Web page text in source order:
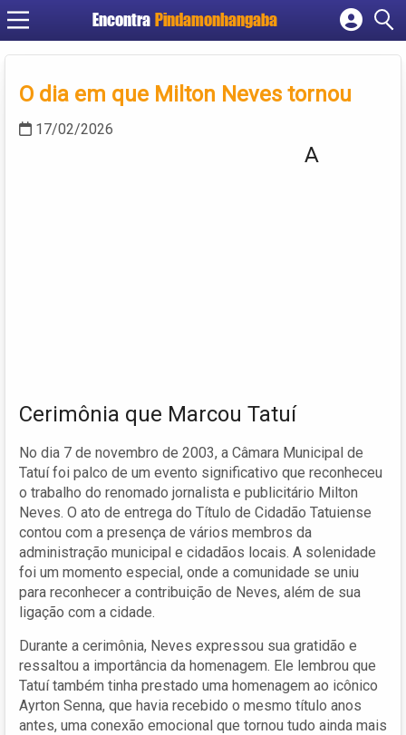
Encontra Pindamonhangaba
Cadastrar empresa
Criar conta
O dia em que Milton Neves tornou
17/02/2026
A
Cerimônia que Marcou Tatuí
No dia 7 de novembro de 2003, a Câmara Municipal de
Tatuí foi palco de um evento significativo que reconheceu
o trabalho do renomado jornalista e publicitário Milton
Neves. O ato de entrega do Título de Cidadão Tatuiense
contou com a presença de vários membros da
administração municipal e cidadãos locais. A solenidade
foi um momento especial, onde a comunidade se uniu
para reconhecer a contribuição de Neves, além de sua
ligação com a cidade.
Durante a cerimônia, Neves expressou sua gratidão e
ressaltou a importância da homenagem. Ele lembrou que
Tatuí também tinha prestado uma homenagem ao icônico
Ayrton Senna, que havia recebido o mesmo título anos
antes, uma conexão emocional que tornou tudo ainda mais